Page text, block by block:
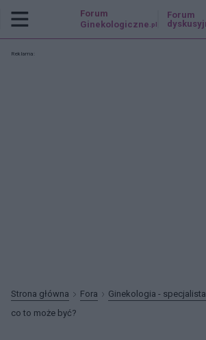
Forum
Ginekologiczne .pl
Forum
Reklama:
Strona główna Fora
Ginekologia -
co to może być?